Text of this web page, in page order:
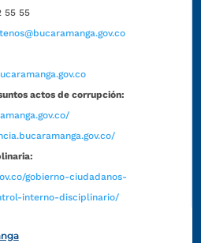
55 55
actos de corrupción:
gobierno-ciudadanos-
interno-disciplinario/